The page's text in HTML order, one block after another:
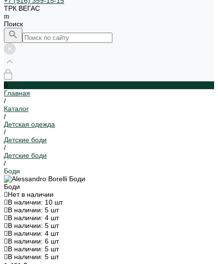
ТРК ВЕГАС
Поиск
0
Главная
/
Каталог
/
Детская одежда
/
Детские боди
/
Детские боди
/
Боди
Боди
Нет в наличии
В наличии: 10 шт
В наличии: 5 шт
В наличии: 4 шт
В наличии: 5 шт
В наличии: 4 шт
В наличии: 6 шт
В наличии: 5 шт
В наличии: 5 шт